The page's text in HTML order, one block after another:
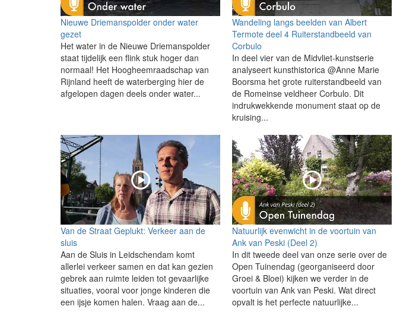
Nieuwe Driemanspolder onder water
gezet
Het water in de Nieuwe Driemanspolder
staat tijdelijk een flink stuk hoger dan
normaal! Het Hoogheemraadschap van
Rijnland heeft de waterberging hier de
afgelopen dagen deels onder water...
Wandeling langs beelden van Albert
Termote deel 4 Ruiterstandbeeld van
Corbulo
In deel vier van de Midvliet-kunstserie
analyseert kunsthistorica @Anne Marie
Boorsma het grote ruiterstandbeeld van
de Romeinse veldheer Corbulo. Dit
indrukwekkende monument staat op de
kruising...
Van de Straat Geplukt: Verkeer aan de
sluis
Aan de Sluis in Leidschendam komt
allerlei verkeer samen en dat kan gezien
gebrek aan ruimte leiden tot gevaarlijke
situaties, vooral voor jonge kinderen die
een ijsje komen halen. Vraag aan de...
Natuurlijk evenwicht in de voortuin van
Ank van Peski (Deel 2)
In dit tweede deel van onze serie over de
Open Tuinendag (georganiseerd door
Groei & Bloei) kijken we verder in de
voortuin van Ank van Peski. Wat direct
opvalt is het perfecte natuurlijke...